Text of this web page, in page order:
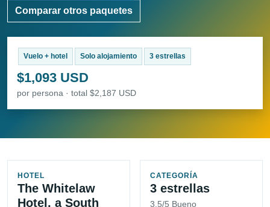
Comparar otros paquetes
Vuelo + hotel Solo alojamiento 3 estrellas
$1,093 USD
por persona · total $2,187 USD
HOTEL
The Whitelaw
Hotel, a South
CATEGORÍA
3 estrellas
3.5/5 Bueno